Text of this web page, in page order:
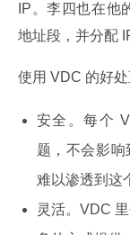
IP。李四也在他
地址段，并分配
使用 VDC 的好处
安全。每个
题，不会影
难以渗透到这
灵活。VDC